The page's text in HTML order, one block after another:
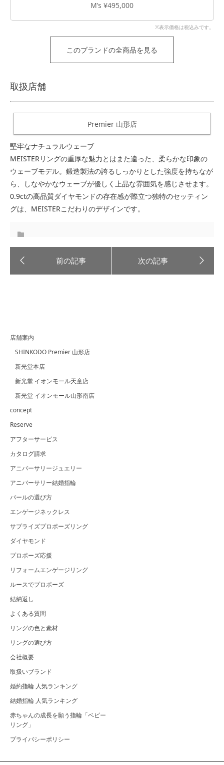
M’s ¥495,000
※表示価格は税込みです。
このブランドの全商品を見る
取扱店舗
Premier 山形店
堅牢なナチュラルウェーブ
MEISTERリングの重厚な魅力とはまた違った、柔らかな印象の
ウェーブモデル。鍛造製法の誇るしっかりとした強度を持ちなが
ら、しなやかなウェーブが優しく上品な雰囲気を感じさせます。
0.9ctの高品質ダイヤモンドの存在感が際立つ独特のセッティン
グは、MEISTERこだわりのデザインです。
店舗案内
SHINKODO Premier 山形店
新光堂本店
新光堂 イオンモール天童店
新光堂 イオンモール山形南店
concept
Reserve
アフターサービス
カタログ請求
アニバーサリージュエリー
アニバーサリー結婚指輪
パールの選び方
エンゲージネックレス
サプライズプロポーズリング
ダイヤモンド
プロポーズ応援
リフォームエンゲージリング
ルースでプロポーズ
結納返し
よくある質問
リングの色と素材
リングの選び方
会社概要
取扱いブランド
婚約指輪 人気ランキング
結婚指輪 人気ランキング
赤ちゃんの成長を願う指輪「ベビー
リング」
プライバシーポリシー